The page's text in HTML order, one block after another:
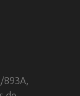
893A,